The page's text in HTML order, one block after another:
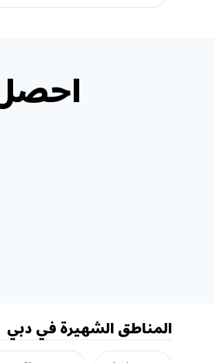
المناطق الشهيرة في دبي